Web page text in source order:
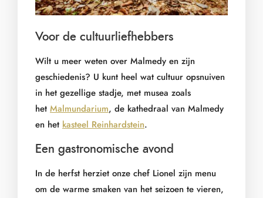
Voor de cultuurliefhebbers
Wilt u meer weten over Malmedy en zijn
geschiedenis? U kunt heel wat cultuur opsnuiven
in het gezellige stadje, met musea zoals
het Malmundarium, de kathedraal van Malmedy
en het kasteel Reinhardstein.
Een gastronomische avond
In de herfst herziet onze chef Lionel zijn menu
om de warme smaken van het seizoen te vieren,